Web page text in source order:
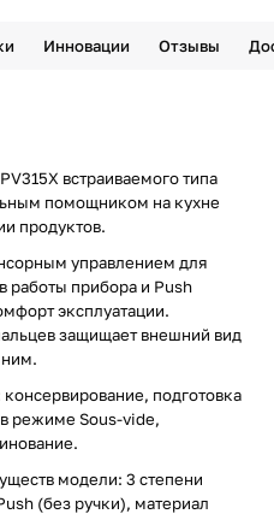
Инновации Отзывы
встраиваемого типа
помощником на кухне
продуктов.
управлением для
работы прибора и Push
эксплуатации.
защищает внешний вид
ним.
подготовка
режиме Sous-vide,
модели: 3 степени
(без ручки), материал